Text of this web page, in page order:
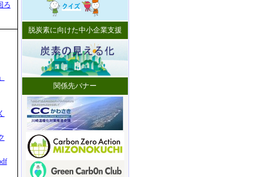
ろ
脱炭素に向けた中小企業支援
関係先バナー